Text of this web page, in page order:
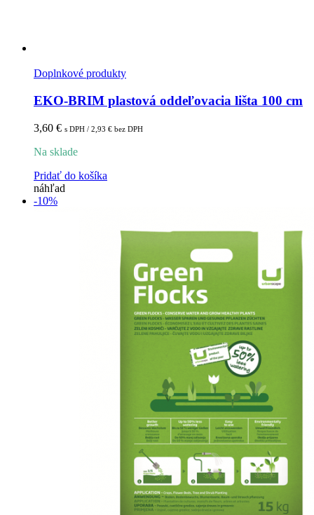
Doplnkové produkty
EKO-BRIM plastová oddeľovacia lišta 100 cm
3,60 € s DPH / 2,93 € bez DPH
Na sklade
Pridať do košíka
náhľad
-10%